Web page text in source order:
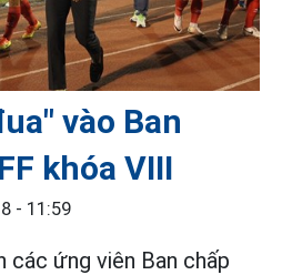
vào Ban
khóa VIII
- 11:59
các ứng viên Ban chấp